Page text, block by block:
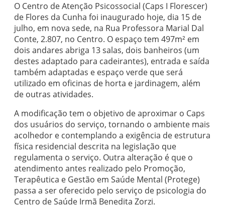
O Centro de Atenção Psicossocial (Caps I Florescer)
de Flores da Cunha foi inaugurado hoje, dia 15 de
julho, em nova sede, na Rua Professora Marial Dal
Conte, 2.807, no Centro. O espaço tem 497m² em
dois andares abriga 13 salas, dois banheiros (um
destes adaptado para cadeirantes), entrada e saída
também adaptadas e espaço verde que será
utilizado em oficinas de horta e jardinagem, além
de outras atividades.
A modificação tem o objetivo de aproximar o Caps
dos usuários do serviço, tornando o ambiente mais
acolhedor e contemplando a exigência de estrutura
física residencial descrita na legislação que
regulamenta o serviço. Outra alteração é que o
atendimento antes realizado pelo Promoção,
Terapêutica e Gestão em Saúde Mental (Protege)
passa a ser oferecido pelo serviço de psicologia do
Centro de Saúde Irmã Benedita Zorzi.